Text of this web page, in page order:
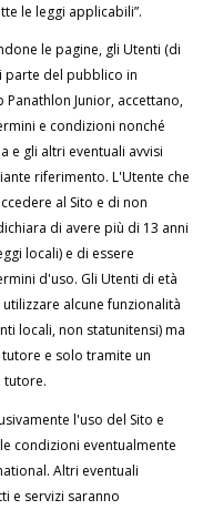
le leggi applicabili”.
le pagine, gli Utenti (di
parte del pubblico in
Junior, accettano,
e condizioni nonché
e gli altri eventuali avvisi
riferimento. L'Utente che
al Sito e di non
di avere più di 13 anni
locali) e di essere
d'uso. Gli Utenti di età
alcune funzionalità
locali, non statunitensi) ma
e solo tramite un
tutore.
l'uso del Sito e
condizioni eventualmente
Altri eventuali
e servizi saranno